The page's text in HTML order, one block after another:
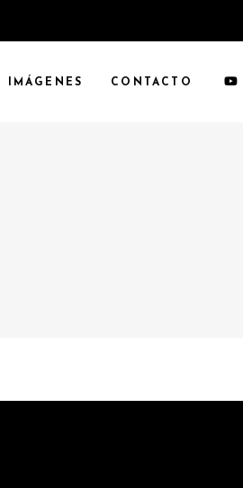
IMÁGENES CONTACTO